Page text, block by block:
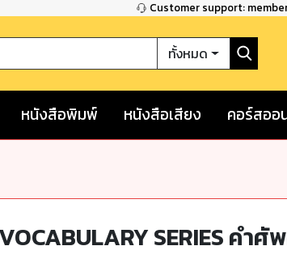
Customer support:
ทั้งหมด
หนังสือพิมพ์ หนังสือเสียง คอร์สออ
VOCABULARY SERIES ค